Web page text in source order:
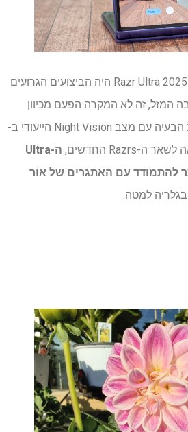
מה שבאמת זעזע אותי ב-Razr Ultra 2025 היה הביצועים הגרועים
המזל, זה לא המקרה הפעם מכיוון
שנראה ש-Moto פתר את הבעיה עם מצב Night Vision הייעודי ב-
ה-Ultra
להתמודד עם האתגרים של אור
למטה.